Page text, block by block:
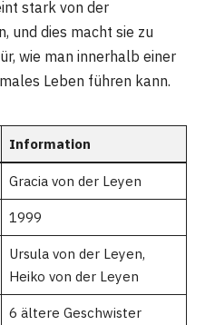
stark von der
und dies macht sie zu
wie man innerhalb einer
Leben führen kann.
Information
Gracia von der Leyen
1999
Ursula von der Leyen,
Heiko von der Leyen
6 ältere Geschwister